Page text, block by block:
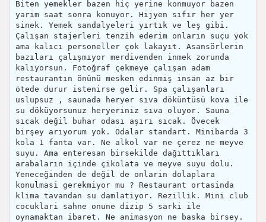
Biten yemekler bazen hiç yerine konmuyor bazen
yarim saat sonra konuyor. Hijyen sıfır her yer
sinek. Yemek sandalyeleri yırtık ve leş gibi.
Çalışan stajerleri tenzih ederim onların suçu yok
ama kalıcı personeller çok lakayıt. Asansörlerin
bazıları çalışmıyor merdivenden inmek zorunda
kalıyorsun. Fotoğraf çekmeye çalışan adam
restaurantın önünü mesken edinmiş insan az bir
ötede durur istenirse gelir. Spa çalışanları
uslupsuz , saunada heryer sıva döküntüsü kova ile
su döküyorsunuz heryeriniz sıva oluyor. Sauna
sıcak değil buhar odası aşırı sıcak. Övecek
birşey arıyorum yok. Odalar standart. Minibarda 3
kola 1 fanta var. Ne alkol var ne çerez ne meyve
suyu. Ama enteresan birsekilde dağıttıkları
arabaların içinde çikolata ve meyve suyu dolu.
Yeneceğinden de değil de onlarin dolaplara
konulmasi gerekmiyor mu ? Restaurant ortasinda
klima tavandan su damlatiyor. Rezillik. Mini club
cocuklari sahne onune dizip 5 sarki ile
oynamaktan ibaret. Ne animasyon ne baska birsey.